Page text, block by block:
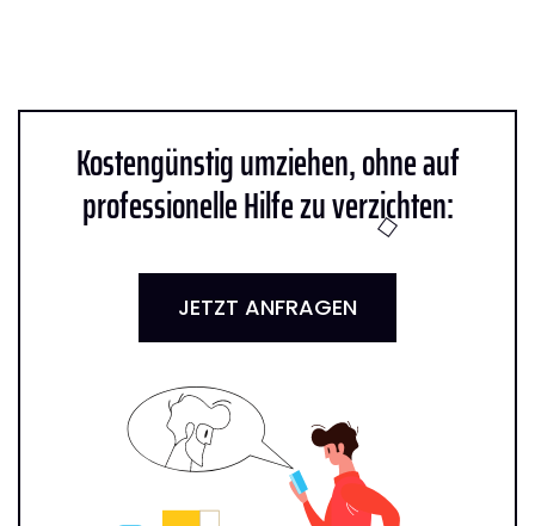
Kostengünstig umziehen, ohne auf
professionelle Hilfe zu verzichten:
JETZT ANFRAGEN